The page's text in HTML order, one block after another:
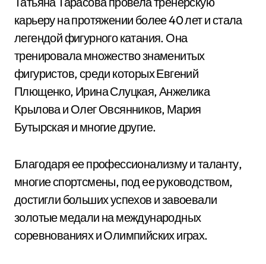
карьеру на протяжении более 40 лет и стала
легендой фигурного катания. Она
тренировала множество знаменитых
фигуристов, среди которых Евгений
Плющенко, Ирина Слуцкая, Анжелика
Крылова и Олег Овсянников, Мария
Бутырская и многие другие.
Благодаря ее профессионализму и таланту,
многие спортсмены, под ее руководством,
достигли больших успехов и завоевали
золотые медали на международных
соревнованиях и Олимпийских играх.